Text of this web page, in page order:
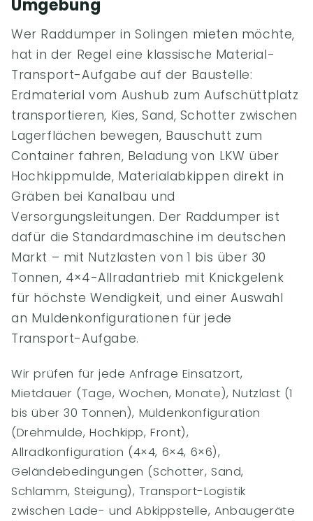
Umgebung
Wer Raddumper in Solingen mieten möchte,
hat in der Regel eine klassische Material-
Transport-Aufgabe auf der Baustelle:
Erdmaterial vom Aushub zum Aufschüttplatz
transportieren, Kies, Sand, Schotter zwischen
Lagerflächen bewegen, Bauschutt zum
Container fahren, Beladung von LKW über
Hochkippmulde, Materialabkippen direkt in
Gräben bei Kanalbau und
Versorgungsleitungen. Der Raddumper ist
dafür die Standardmaschine im deutschen
Markt – mit Nutzlasten von 1 bis über 30
Tonnen, 4×4-Allradantrieb mit Knickgelenk
für höchste Wendigkeit, und einer Auswahl
an Muldenkonfigurationen für jede
Transport-Aufgabe.
Wir prüfen für jede Anfrage Einsatzort,
Mietdauer (Tage, Wochen, Monate), Nutzlast (1
bis über 30 Tonnen), Muldenkonfiguration
(Drehmulde, Hochkipp, Front),
Allradkonfiguration (4×4, 6×4, 6×6),
Geländebedingungen (Schotter, Sand,
Schlamm, Steigung), Transport-Logistik
zwischen Lade- und Abkippstelle, Anbaugeräte